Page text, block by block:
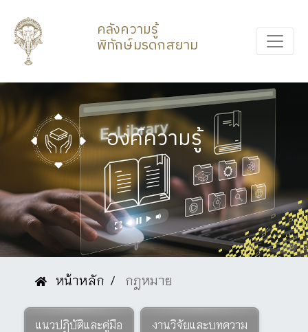
คลังความรู้
พิทักษ์มรดกสยาม
องค์ความรู้
หน้าหลัก กฎหมาย
แนวปฏิบัติและคู่มือ งานวิจัยและบทความ